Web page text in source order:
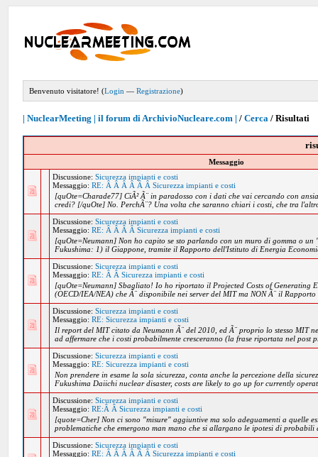
Benvenuto visitatore! (Login —Registrazione)
| NuclearMeeting | il forum di ArchivioNucleare.com | /Cerca /Risultati
Messaggio
Discussione:Sicurezza impianti e costi
Messaggio:RE: Â Â Â Â Â Â Sicurezza impianti e costi
[quOte=Charade77] CiÃ² Ã¨ in paradosso con i dati che vai cercando con
credi? [/quOte] No. PerchÃ¨? Una volta che saranno chiari i costi, che tra
Discussione:Sicurezza impianti e costi
Messaggio:RE: Â Â Â Â Sicurezza impianti e costi
[quOte=Neumann] Non ho capito se sto parlando con un muro di gomma o
Fukushima: 1) il Giappone, tramite il Rapporto dell'Istituto di Energia
Discussione:Sicurezza impianti e costi
Messaggio:RE: Â Â Sicurezza impianti e costi
[quOte=Neumann] Sbagliato! Io ho riportato il Projected Costs of Generating
(OECD/IEA/NEA) che Ã¨ disponibile nei server del MIT ma NON Ã¨ il
Discussione:Sicurezza impianti e costi
Messaggio:RE: Sicurezza impianti e costi
Il report del MIT citato da Neumann Ã¨ del 2010, ed Ã¨ proprio lo stesso MIT
ad affermare che i costi probabilmente cresceranno (la frase riportata nel post
Discussione:Sicurezza impianti e costi
Messaggio:RE: Sicurezza impianti e costi
Non prendere in esame la sola sicurezza, conta anche la percezione della
Fukushima Daiichi nuclear disaster, costs are likely to go up for currently
Discussione:Sicurezza impianti e costi
Messaggio:RE:Â Â Sicurezza impianti e costi
[quote=Cher] Non ci sono "misure" aggiuntive ma solo adeguamenti a quelle
problematiche che emergono man mano che si allargano le ipotesi di probabili
Discussione:Sicurezza impianti e costi
Messaggio:RE: Â Â Â Â Â Â Sicurezza impianti e costi